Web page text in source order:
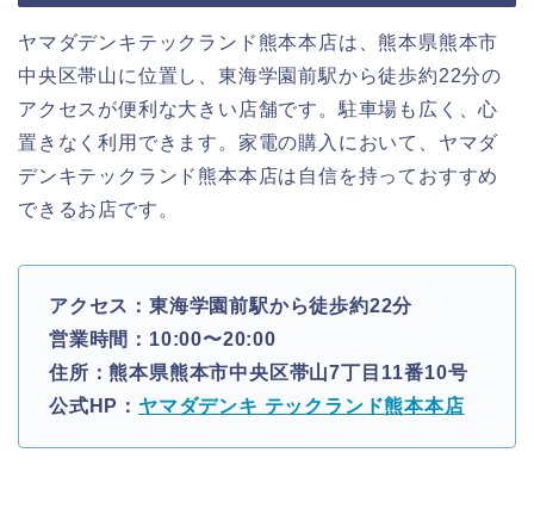
ヤマダデンキテックランド熊本本店は、熊本県熊本市
中央区帯山に位置し、東海学園前駅から徒歩約22分の
アクセスが便利な大きい店舗です。駐車場も広く、心
置きなく利用できます。家電の購入において、ヤマダ
デンキテックランド熊本本店は自信を持っておすすめ
できるお店です。
アクセス：東海学園前駅から徒歩約22分
営業時間：10:00〜20:00
住所：熊本県熊本市中央区帯山7丁目11番10号
公式HP： ヤマダデンキ テックランド熊本本店